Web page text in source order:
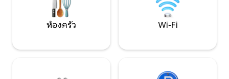
ห้องครัว Wi-Fi